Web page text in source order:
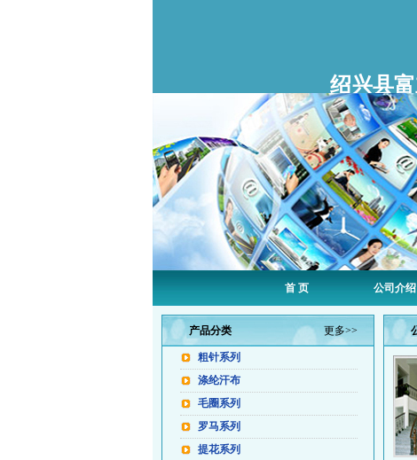
绍兴县
首 页 公司介绍
产品分类 更多>>
粗针系列
涤纶汗布
毛圈系列
罗马系列
提花系列